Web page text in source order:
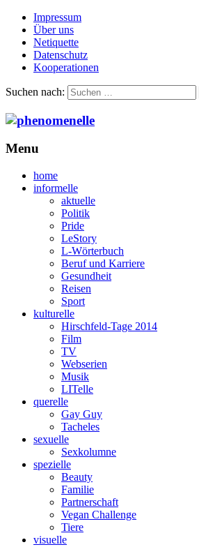
Impressum
Über uns
Netiquette
Datenschutz
Kooperationen
Suchen nach:
Menu
home
informelle
aktuelle
Politik
Pride
LeStory
L-Wörterbuch
Beruf und Karriere
Gesundheit
Reisen
Sport
kulturelle
Hirschfeld-Tage 2014
Film
TV
Webserien
Musik
LITelle
querelle
Gay Guy
Tacheles
sexuelle
Sexkolumne
spezielle
Beauty
Familie
Partnerschaft
Vegan Challenge
Tiere
visuelle